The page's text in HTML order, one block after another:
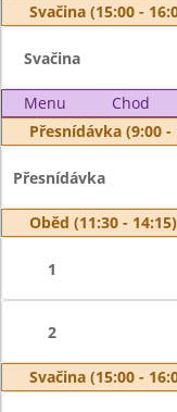
Svačina (15:00 -
Svačina
Menu Chod
Přesnídávka (9:00 -
Přesnídávka
Oběd (11:30 - 14:15)
1
2
Svačina (15:00 -